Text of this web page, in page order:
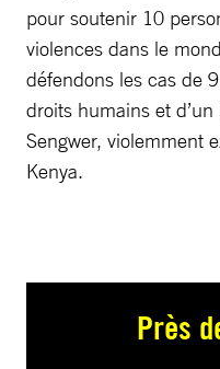
pour soutenir 10
violences dans le
défendons les cas de
droits humains et
Sengwer, violemment
Kenya.
Près